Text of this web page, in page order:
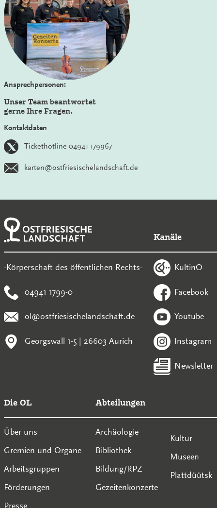
Ansprechpersonen:
Unser Team beantwortet
gerne Ihre Fragen.
Kontaktdaten
Tickethotline 04941 179967
karten@ostfriesischelandschaft.de
-Körperschaft des öffentlichen Rechts-
04941 1799-0
ol@ostfriesischelandschaft.de
Georgswall 1-5 | 26603 Aurich
Kanäle
KultinO
Facebook
Youtube
Instagram
Newsletter
Die OL
Über uns
Gremien und Organe
Arbeitsgruppen
Förderungen
Presse
Abteilungen
Archäologie
Bibliothek
Bildung/RPZ
Gezeitenkonzerte
Kultur
Museen
Plattdüütsk